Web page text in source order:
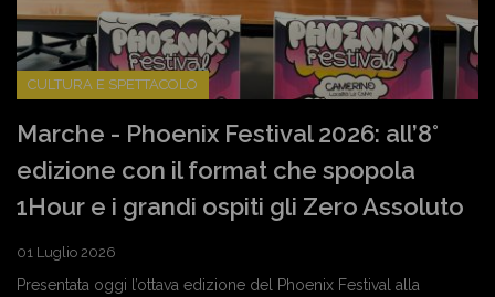
CULTURA E SPETTACOLO
Marche - Phoenix Festival 2026: all’8°
edizione con il format che spopola
1Hour e i grandi ospiti gli Zero Assoluto
01 Luglio 2026
Presentata oggi l’ottava edizione del Phoenix Festival alla